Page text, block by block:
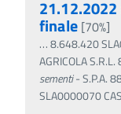
finale [70%]
…8.648.420
AGRICOLA
sementi- S.P.A.
SLA0000070